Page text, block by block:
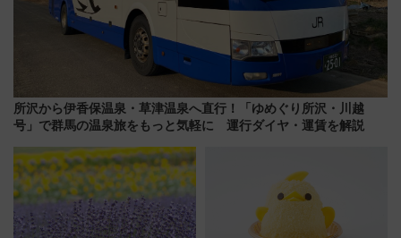
所沢から伊香保温泉・草津温泉へ直行！「ゆめぐり所沢・川越
号」で群馬の温泉旅をもっと気軽に 運行ダイヤ・運賃を解説